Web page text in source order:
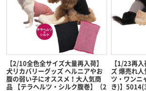
【2/10全色全サイズ大量再入荷】
犬リカバリーグッズ ヘルニアやお
腹の弱い子にオススメ！大人気商
品 【テラヘルツ・シルク腹巻】（2
【1/23再
ズ 爆売れ
ツ・ワンニ
き)】